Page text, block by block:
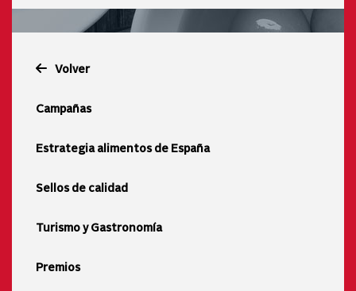
Volver
Campañas
Estrategia alimentos de España
Sellos de calidad
Turismo y Gastronomía
Premios